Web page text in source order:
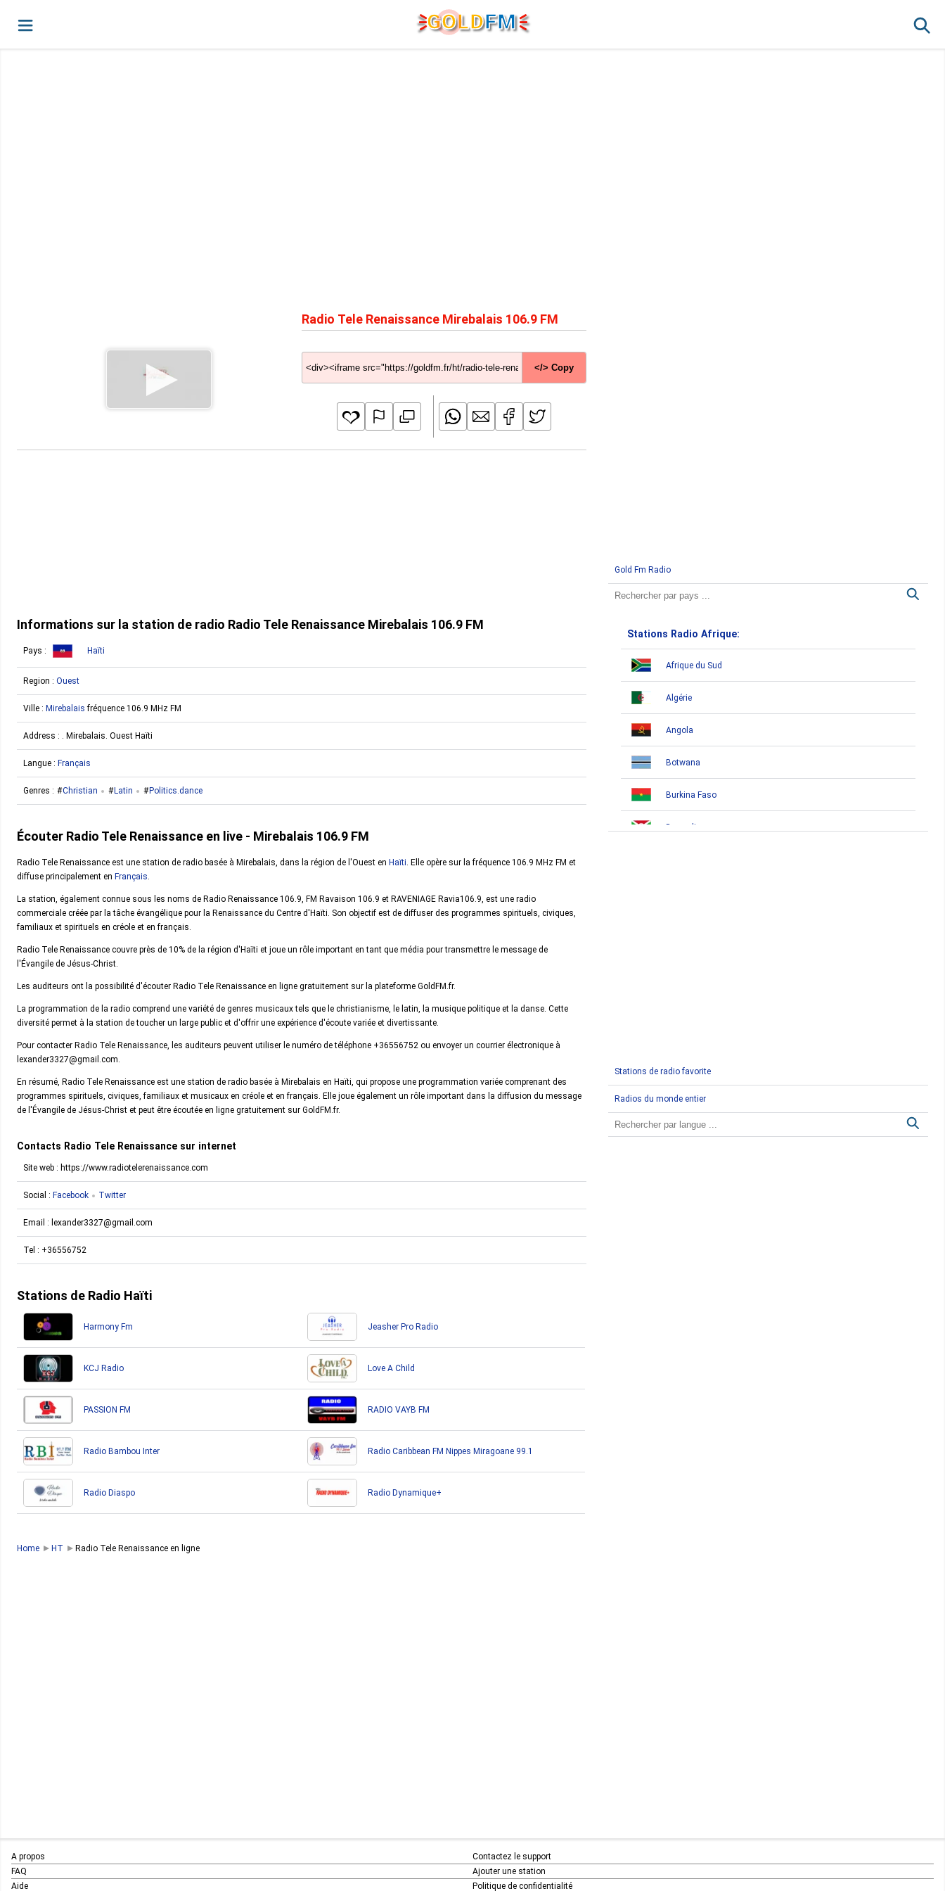
GOLDFM
Radio Tele Renaissance Mirebalais 106.9 FM
</> Copy
Informations sur la station de radio Radio Tele Renaissance Mirebalais 106.9 FM
Pays : Haïti
Region : Ouest
Ville : Mirebalais fréquence 106.9 MHz FM
Address : . Mirebalais. Ouest Haïti
Langue : Français
Genres : Christian Latin Politics.dance
Écouter Radio Tele Renaissance en live - Mirebalais 106.9 FM
Radio Tele Renaissance est une station de radio basée à Mirebalais, dans la région de l'Ouest en Haïti. Elle opère sur la fréquence 106.9 MHz FM et
diffuse principalement en Français.
La station, également connue sous les noms de Radio Renaissance 106.9, FM Ravaison 106.9 et RAVENIAGE Ravia106.9, est une radio
commerciale créée par la tâche évangélique pour la Renaissance du Centre d'Haïti. Son objectif est de diffuser des programmes spirituels, civiques,
familiaux et spirituels en créole et en français.
Radio Tele Renaissance couvre près de 10% de la région d'Haïti et joue un rôle important en tant que média pour transmettre le message de
l'Évangile de Jésus-Christ.
Les auditeurs ont la possibilité d'écouter Radio Tele Renaissance en ligne gratuitement sur la plateforme GoldFM.fr.
La programmation de la radio comprend une variété de genres musicaux tels que le christianisme, le latin, la musique politique et la danse. Cette
diversité permet à la station de toucher un large public et d'offrir une expérience d'écoute variée et divertissante.
Pour contacter Radio Tele Renaissance, les auditeurs peuvent utiliser le numéro de téléphone +36556752 ou envoyer un courrier électronique à
lexander3327@gmail.com.
En résumé, Radio Tele Renaissance est une station de radio basée à Mirebalais en Haïti, qui propose une programmation variée comprenant des
programmes spirituels, civiques, familiaux et musicaux en créole et en français. Elle joue également un rôle important dans la diffusion du message
de l'Évangile de Jésus-Christ et peut être écoutée en ligne gratuitement sur GoldFM.fr.
Contacts Radio Tele Renaissance sur internet
Site web : https://www.radiotelerenaissance.com
Social : Facebook Twitter
Email : lexander3327@gmail.com
Tel : +36556752
Stations de Radio Haïti
Harmony Fm Jeasher Pro Radio
KCJ Radio Love A Child
PASSION FM RADIO VAYB FM
Radio Bambou Inter Radio Caribbean FM Nippes Miragoane 99.1
Radio Diaspo Radio Dynamique+
Gold Fm Radio
Stations Radio Afrique:
Afrique du Sud
Algérie
Angola
Botwana
Burkina Faso
Burundi
Egypte
Rd Congo
Stations de radio favorite
Radios du monde entier
Home HT Radio Tele Renaissance en ligne
A propos
FAQ
Aide
Contactez le support
Ajouter une station
Politique de confidentialité